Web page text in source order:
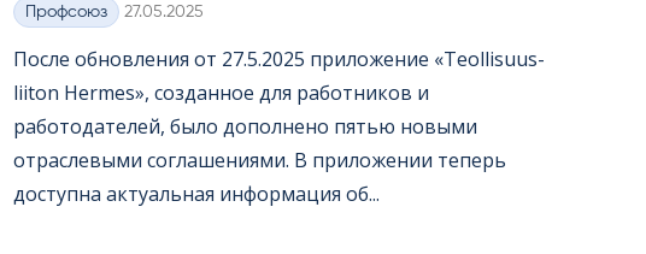
Категории
Профсоюз Kirjoitettu
27.05.2025
После обновления от 27.5.2025 приложение «Teol­li­suus­
lii­ton Her­mes», созданное для работников и
работодателей, было дополнено пятью новыми
отраслевыми соглашениями. В приложении теперь
доступна актуальная информация об...